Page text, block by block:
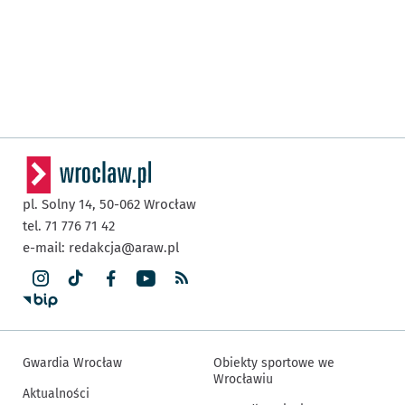
pl. Solny 14, 50-062 Wrocław
tel. 71 776 71 42
e-mail: redakcja@araw.pl
Gwardia Wrocław
Aktualności
Obiekty sportowe we
Wrocławiu